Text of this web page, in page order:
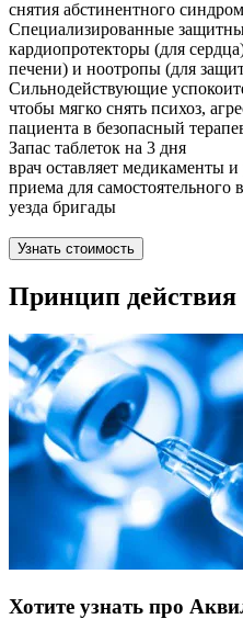
снятия абстинентного
Специализированные
кардиопротекторы (для
печени) и ноотропы (для
Сильнодействующие
чтобы мягко снять психоз,
пациента в безопасный
Запас таблеток на 3 дня
врач оставляет медикаменты
приема для самостоятельного
уезда бригады
Узнать стоимость
Принцип действия
Хотите узнать про